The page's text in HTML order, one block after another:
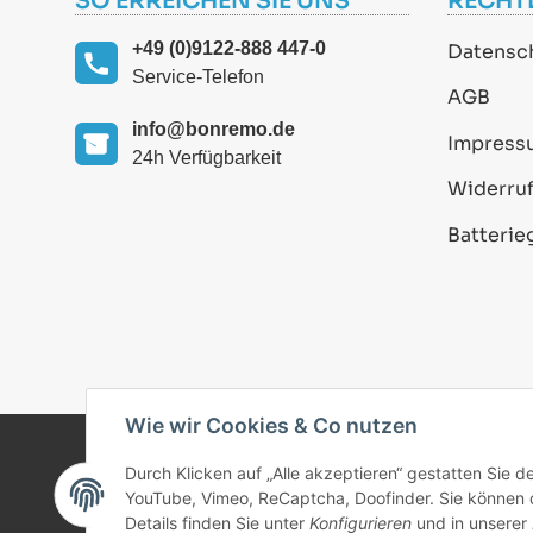
+49 (0)9122-888 447-0
Service-Telefon
info@bonremo.de
24h Verfügbarkeit
AGB
© 2025 bonremo.de. Alle Rechte vorbehalten.
Wie wir Cookies & Co nutzen
Durch Klicken auf „Alle akzeptieren“ gestatten Sie
YouTube, Vimeo, ReCaptcha, Doofinder. Sie
Details finden Sie unter Konfigurieren und in unserer